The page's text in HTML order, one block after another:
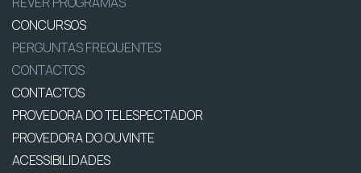
CONCURSOS
PERGUNTAS FREQUENTES
CONTACTOS
CONTACTOS
PROVEDORA DO TELESPECTADOR
PROVEDORA DO OUVINTE
ACESSIBILIDADES